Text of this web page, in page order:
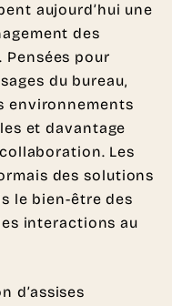
aujourd’hui une
des
Pensées pour
du bureau,
environnements
et davantage
Les
des solutions
le bien-être des
interactions au
d’assises